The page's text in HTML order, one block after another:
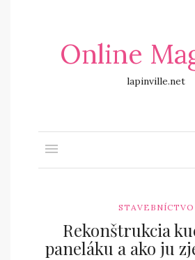
Online
lapinville.net
STAVEBNÍCTVO
Rekonštrukcia
paneláku a ako ju